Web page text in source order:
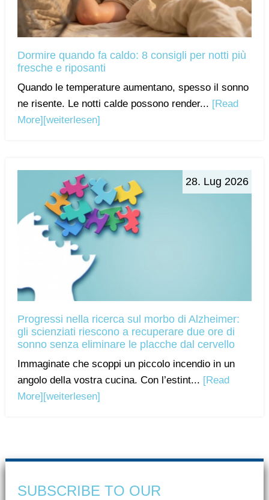
Dormire quando fa caldo: 8 consigli per notti più
fresche e riposanti
Quando le temperature aumentano, spesso il sonno
ne risente. Le notti calde possono render... [Read
More] [weiterlesen]
28. Lug 2026
Progressi nella ricerca sul morbo di Alzheimer:
gli scienziati riescono a recuperare due ore di
sonno senza eliminare le placche dal cervello
Immaginate che scoppi un piccolo incendio in un
angolo della vostra cucina. Con l’estint... [Read
More][weiterlesen]
SUBSCRIBE TO OUR